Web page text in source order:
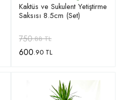
Kaktüs ve Sukulent Yetiştirme
Saksısı 8.5cm (Set)
750.88 TL
600.90 TL